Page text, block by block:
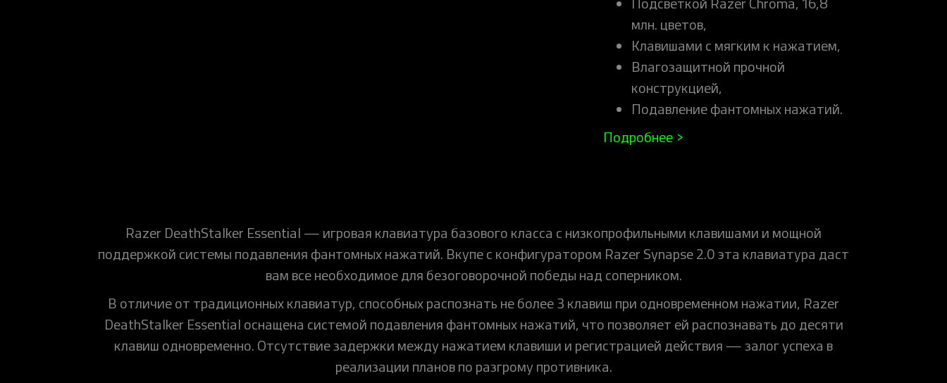
млн. цветов,
Клавишами с мягким к нажатием,
Влагозащитной прочной
конструкцией,
Подавление фантомных нажатий.
Подробнее >
Razer DeathStalker Essential — игровая клавиатура базового класса с низкопрофильными клавишами и мощной
поддержкой системы подавления фантомных нажатий. Вкупе с конфигуратором Razer Synapse 2.0 эта клавиатура даст
вам все необходимое для безоговорочной победы над соперником.
В отличие от традиционных клавиатур, способных распознать не более 3 клавиш при одновременном нажатии, Razer
DeathStalker Essential оснащена системой подавления фантомных нажатий, что позволяет ей распознавать до десяти
клавиш одновременно. Отсутствие задержки между нажатием клавиши и регистрацией действия — залог успеха в
реализации планов по разгрому противника.